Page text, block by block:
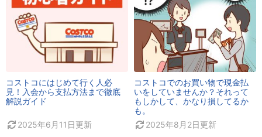
コストコにはじめて行く人必
見！入会から支払方法まで徹底
解説ガイド
2025年6月11日更新
コストコでのお買い物で現金払
いをしていませんか？それって
もしかして、かなり損してるか
も。
2025年8月2日更新